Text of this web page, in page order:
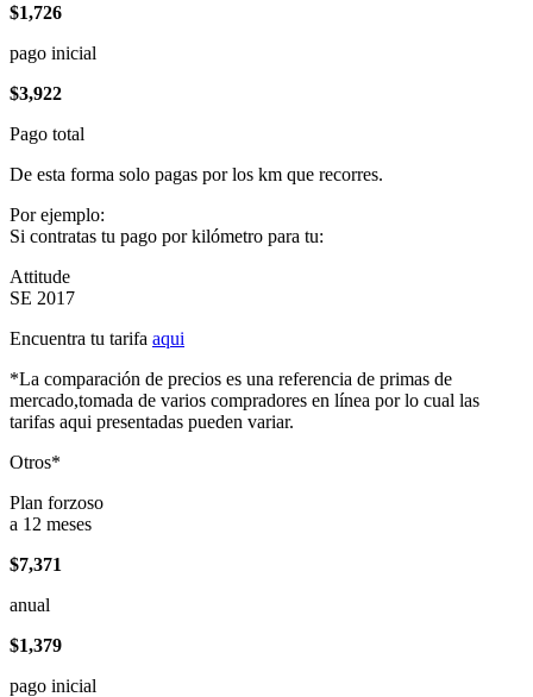
$1,726
pago inicial
$3,922
Pago total
De esta forma solo pagas por los km que recorres.
Por ejemplo:
Si contratas tu pago por kilómetro para tu:
Attitude
SE 2017
Encuentra tu tarifa aqui
*La comparación de precios es una referencia de primas de
mercado,tomada de varios compradores en línea por lo cual las
tarifas aqui presentadas pueden variar.
Otros*
Plan forzoso
a 12 meses
$7,371
anual
$1,379
pago inicial